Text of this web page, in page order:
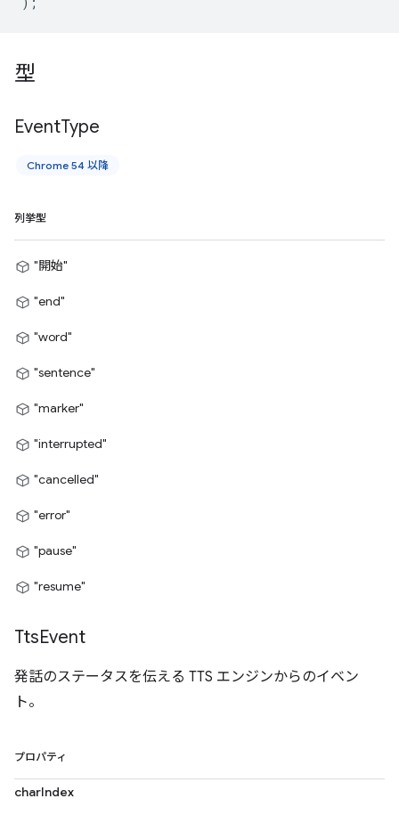
型
EventType
Chrome 54 以降
列挙型
"開始"
"end"
"word"
"sentence"
"marker"
"interrupted"
"cancelled"
"error"
"pause"
"resume"
TtsEvent
発話のステータスを伝える TTS エンジンからのイベン
ト。
プロパティ
charIndex